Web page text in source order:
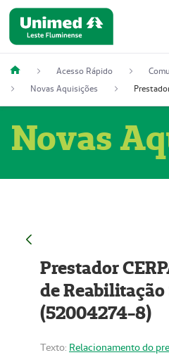
Acesso Rápido
Novas Aquisições
Novas
Prestador
de
(52004274-8)
Texto: Relacionamento do